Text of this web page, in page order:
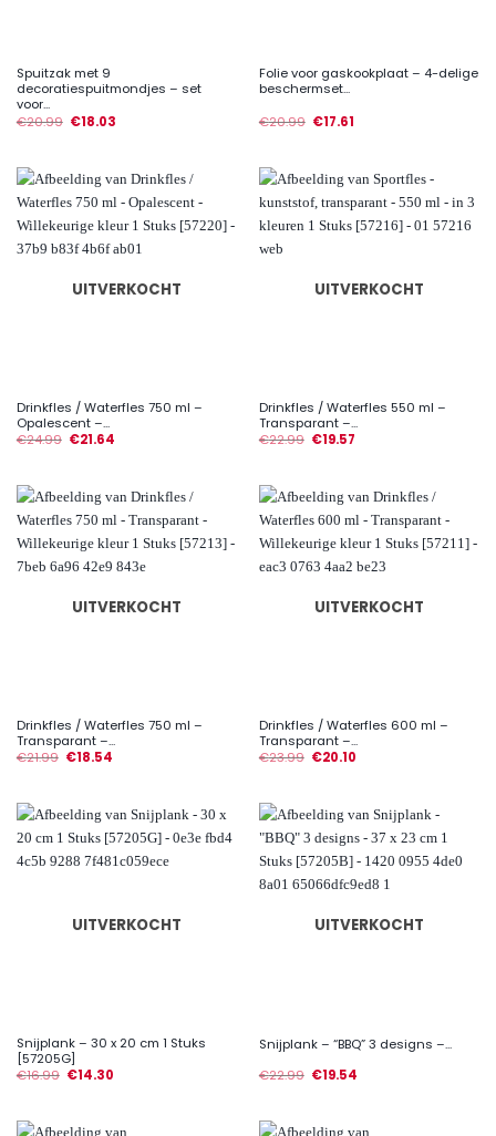
Spuitzak met 9
decoratiespuitmondjes – set
voor...
€20.99 €18.03
Folie voor gaskookplaat – 4-delige
beschermset...
€20.99 €17.61
UITVERKOCHT
Drinkfles / Waterfles 750 ml –
Opalescent –...
€24.99 €21.64
UITVERKOCHT
Drinkfles / Waterfles 550 ml –
Transparant –...
€22.99 €19.57
UITVERKOCHT
Drinkfles / Waterfles 750 ml –
Transparant –...
€21.99 €18.54
UITVERKOCHT
Drinkfles / Waterfles 600 ml –
Transparant –...
€23.99 €20.10
UITVERKOCHT
Snijplank – 30 x 20 cm 1 Stuks
[57205G]
€16.99 €14.30
UITVERKOCHT
Snijplank – “BBQ” 3 designs –...
€22.99 €19.54